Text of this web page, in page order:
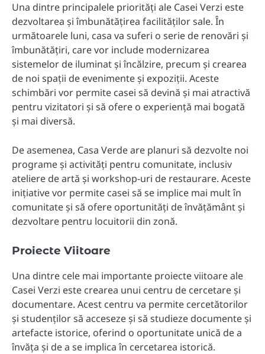
Una dintre principalele priorități ale Casei Verzi este
dezvoltarea și îmbunătățirea facilităților sale. În
următoarele luni, casa va suferi o serie de renovări și
îmbunătățiri, care vor include modernizarea
sistemelor de iluminat și încălzire, precum și crearea
de noi spații de evenimente și expoziții. Aceste
schimbări vor permite casei să devină și mai atractivă
pentru vizitatori și să ofere o experiență mai bogată
și mai diversă.
De asemenea, Casa Verde are planuri să dezvolte noi
programe și activități pentru comunitate, inclusiv
ateliere de artă și workshop-uri de restaurare. Aceste
inițiative vor permite casei să se implice mai mult în
comunitate și să ofere oportunități de învățământ și
dezvoltare pentru locuitorii din zonă.
Proiecte Viitoare
Una dintre cele mai importante proiecte viitoare ale
Casei Verzi este crearea unui centru de cercetare și
documentare. Acest centru va permite cercetătorilor
și studenților să acceseze și să studieze documente și
artefacte istorice, oferind o oportunitate unică de a
învăța și de a se implica în cercetarea istorică.